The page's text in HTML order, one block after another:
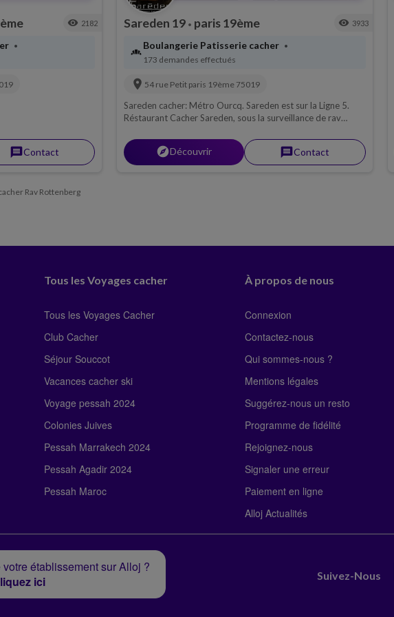
visibility 2182
•
messageContact
Sareden 19 • paris 19ème visibility 3933
bakery_dining
Boulangerie Patisserie cacher •
173 demandes effectués
location_on 54 rue Petit paris 19ème 75019
Sareden cacher: Métro Ourcq. Sareden est sur la Ligne 5.
Réstaurant Cacher Sareden, sous la surveillance de rav
explorerDécouvrir messageContact
Rav Rottenberg
Tous les Voyages cacher
Tous les Voyages Cacher
Club Cacher
Séjour Souccot
Vacances cacher ski
Voyage pessah 2024
Colonies Juives
Pessah Marrakech 2024
Pessah Agadir 2024
Pessah Maroc
À propos de nous
Connexion
Contactez-nous
Qui sommes-nous ?
Mentions légales
Suggérez-nous un resto
Programme de fidélité
Rejoignez-nous
Signaler une erreur
Paiement en ligne
Alloj Actualités
établissement sur Alloj ?
ici
Suivez-Nous